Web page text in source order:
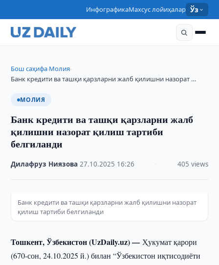
ИнфографикаМахсус лойиҳалар Ўз
Бош саҳифа›Молия›
Банк кредити ва ташқи қарзларни жалб қилишни назорат …
МОЛИЯ
Банк кредити ва ташқи қарзларни жалб
қилишни назорат қилиш тартиби
белгиланди
Дилафруз Ниязова ·27.10.2025 16:26 405 views
Банк кредити ва ташқи қарзларни жалб қилишни назорат
қилиш тартиби белгиланди
Тошкент, Ўзбекистон (UzDaily.uz) —Ҳукумат қарори
(670-сон, 24.10.2025 й.) билан “Ўзбекистон иқтисодиёти